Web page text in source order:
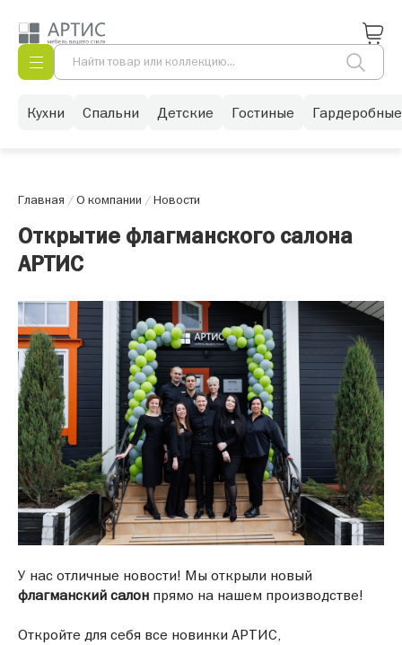
Кухни Спальни Детские Гостиные Гардеробные
Главная /О компании /Новости
Открытие флагманского салона
АРТИС
У нас отличные новости! Мы открыли новый
флагманский салон прямо на нашем производстве!
Откройте для себя все новинки АРТИС,